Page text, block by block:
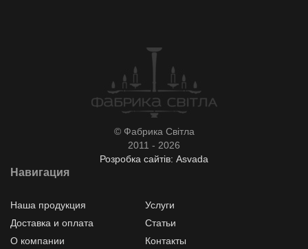
© Фабрика Світла
2011 - 2026
Розробка сайтів: Asvada
Навигация
Наша продукция
Услуги
Доставка и оплата
Статьи
О компании
Контакты